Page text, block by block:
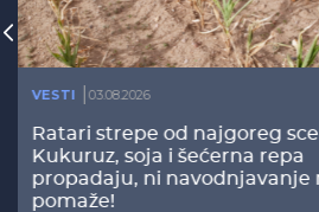
VESTI 03.08.2026
Ratari strepe od najgoreg
Kukuruz, soja i šećerna repa
propadaju, ni navodnjavanje
pomaže!